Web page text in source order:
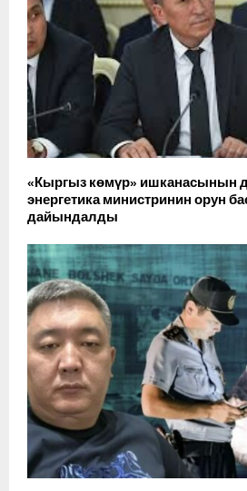
«Кыргыз көмүр» ишканасынын
энергетика министринин орун
дайындалды